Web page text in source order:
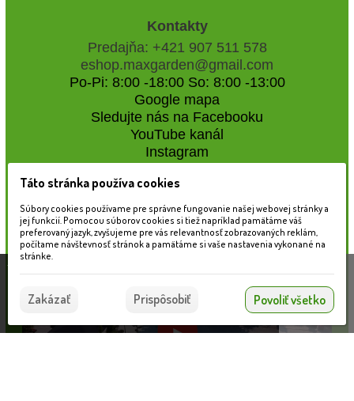
Kontakty
Predajňa: +421 907 511 578
eshop.maxgarden@gmail.com
Po-Pi: 8:00 -18:00 So: 8:00 -13:00
Google mapa
Sledujte nás na Facebooku
YouTube kanál
Instagram
Naše záhradné centrum
Táto stránka používa súbory cookies, ktoré nám
pomáhajú poskytovať služby. Používaním našich
služieb vyjadrujete súhlas s používaním súborov
Súhlasím
Táto stránka používa cookies
Súbory cookies používame pre správne fungovanie našej webovej stránky a
jej funkcií. Pomocou súborov cookies si tiež napríklad pamätáme váš
preferovaný jazyk, zvyšujeme pre vás relevantnosť zobrazovaných reklám,
počítame návštevnosť stránok a pamätáme si vaše nastavenia vykonané na
stránke.
Zakázať Prispôsobiť Povoliť všetko